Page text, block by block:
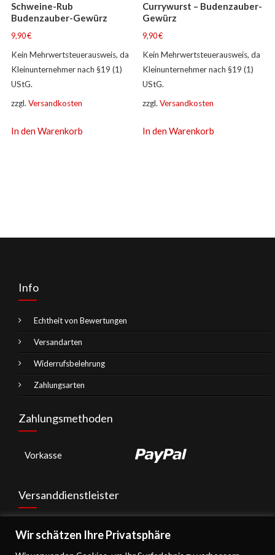
Wir schätzen Ihre Privatsphäre
Schweine-Rub
Budenzauber-Gewürz
9,90€
Kein Mehrwertsteuerausweis, da
Kleinunternehmer nach §19 (1)
UStG.
zzgl. Versandkosten
In den Warenkorb
Currywurst – Budenzauber-
Gewürz
9,90€
Kein Mehrwertsteuerausweis, da
Kleinunternehmer nach §19 (1)
UStG.
zzgl.Versandkosten
In den Warenkorb
Info
Echtheit von Bewertungen
Versandarten
Widerrufsbelehrung
Zahlungsarten
Zahlungsmethoden
Vorkasse
Versanddienstleister